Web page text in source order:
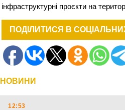
інфраструктурні проєкти на
ПОДІЛИТИСЯ В
НОВИНИ
12:53